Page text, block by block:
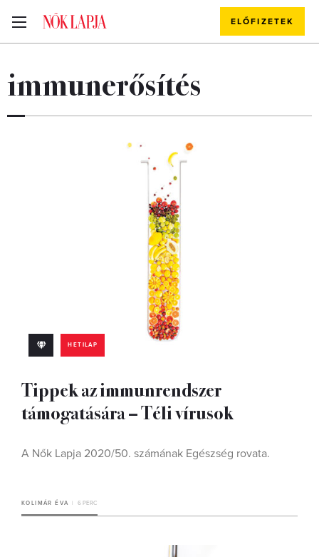
ELŐFIZETEK
immunerősítés
HETILAP
Tippek az immunrendszer
támogatására – Téli vírusok
A Nők Lapja 2020/50. számának Egészség rovata.
KOLIMÁR ÉVA 6 PERC